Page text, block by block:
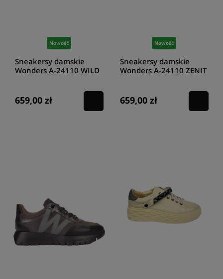
Nowość
Sneakersy damskie
Wonders A-24110 WILD
659,00 zł
Nowość
Sneakersy damskie
Wonders A-24110 ZENIT
659,00 zł